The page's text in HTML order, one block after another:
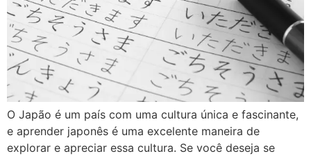
O Japão é um país com uma cultura única e fascinante,
e aprender japonês é uma excelente maneira de
explorar e apreciar essa cultura. Se você deseja se